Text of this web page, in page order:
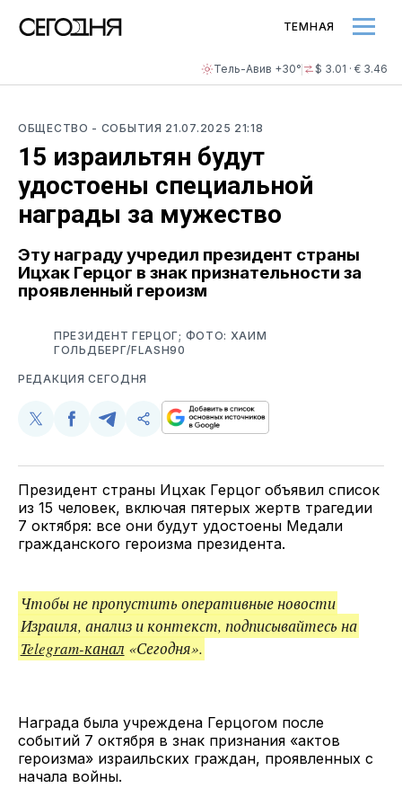
Тель-Авив +30° $ 3.01 · € 3.46
ТЕМНАЯ
ОБЩЕСТВО - СОБЫТИЯ 21.07.2025 21:18
15 израильтян будут
удостоены специальной
награды за мужество
Эту награду учредил президент страны
Ицхак Герцог в знак признательности за
проявленный героизм
ПРЕЗИДЕНТ ГЕРЦОГ; ФОТО: ХАИМ
ГОЛЬДБЕРГ/FLASH90
РЕДАКЦИЯ СЕГОДНЯ
Поделиться
Twitter
Поделиться
Facebook
Поделиться
Telegram
Скопируйте
поделитесь
ссылкой
Президент страны Ицхак Герцог объявил список
из 15 человек, включая пятерых жертв трагедии
7 октября: все они будут удостоены Медали
гражданского героизма президента.
Чтобы не пропустить оперативные новости
Израиля, анализ и контекст, подписывайтесь на
Telegram-канал «Сегодня».
Награда была учреждена Герцогом после
событий 7 октября в знак признания «актов
героизма» израильских граждан, проявленных с
начала войны.